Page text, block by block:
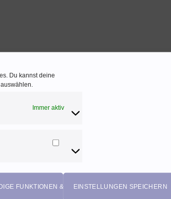
Du kannst deine
Immer aktiv
Marketing
FUNKTIONEN & COOKIESEINSTELLUNGEN SPEICHERN